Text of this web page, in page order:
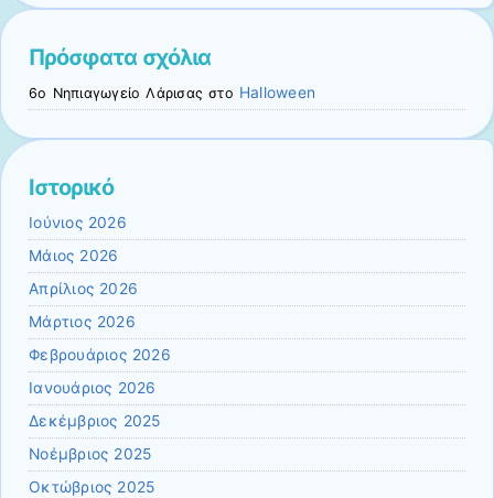
Πρόσφατα σχόλια
6ο Νηπιαγωγείο Λάρισας στο Halloween
Ιστορικό
Ιούνιος 2026
Μάιος 2026
Απρίλιος 2026
Μάρτιος 2026
Φεβρουάριος 2026
Ιανουάριος 2026
Δεκέμβριος 2025
Νοέμβριος 2025
Οκτώβριος 2025